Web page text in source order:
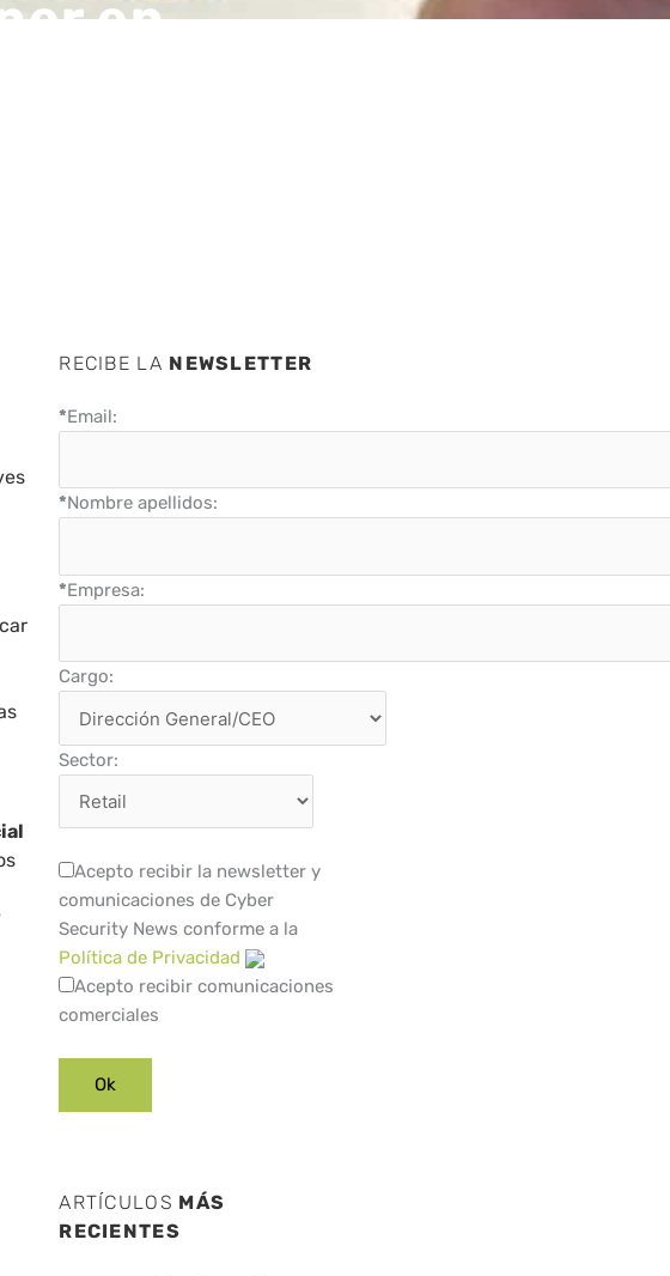
en
RECIBE LA NEWSLETTER
*Email:
*Nombre apellidos:
*Empresa:
Cargo:
Sector:
Acepto recibir la newsletter y
comunicaciones de Cyber
Security News conforme a la
Política de Privacidad
Acepto recibir comunicaciones
comerciales
ARTÍCULOS MÁS
RECIENTES